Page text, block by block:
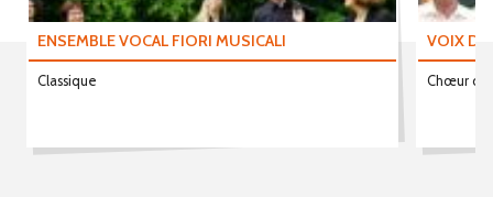
ENSEMBLE VOCAL FIORI MUSICALI
Classique
VOIX DU
Chœur